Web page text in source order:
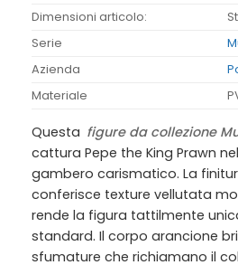
Dimensioni articolo:
Serie
Azienda
Materiale
Questa figure da collezione
cattura Pepe the King Prawn
gambero carismatico. La
conferisce texture vellutata
rende la figura tattilmente
standard. Il corpo arancione
sfumature che richiamano il